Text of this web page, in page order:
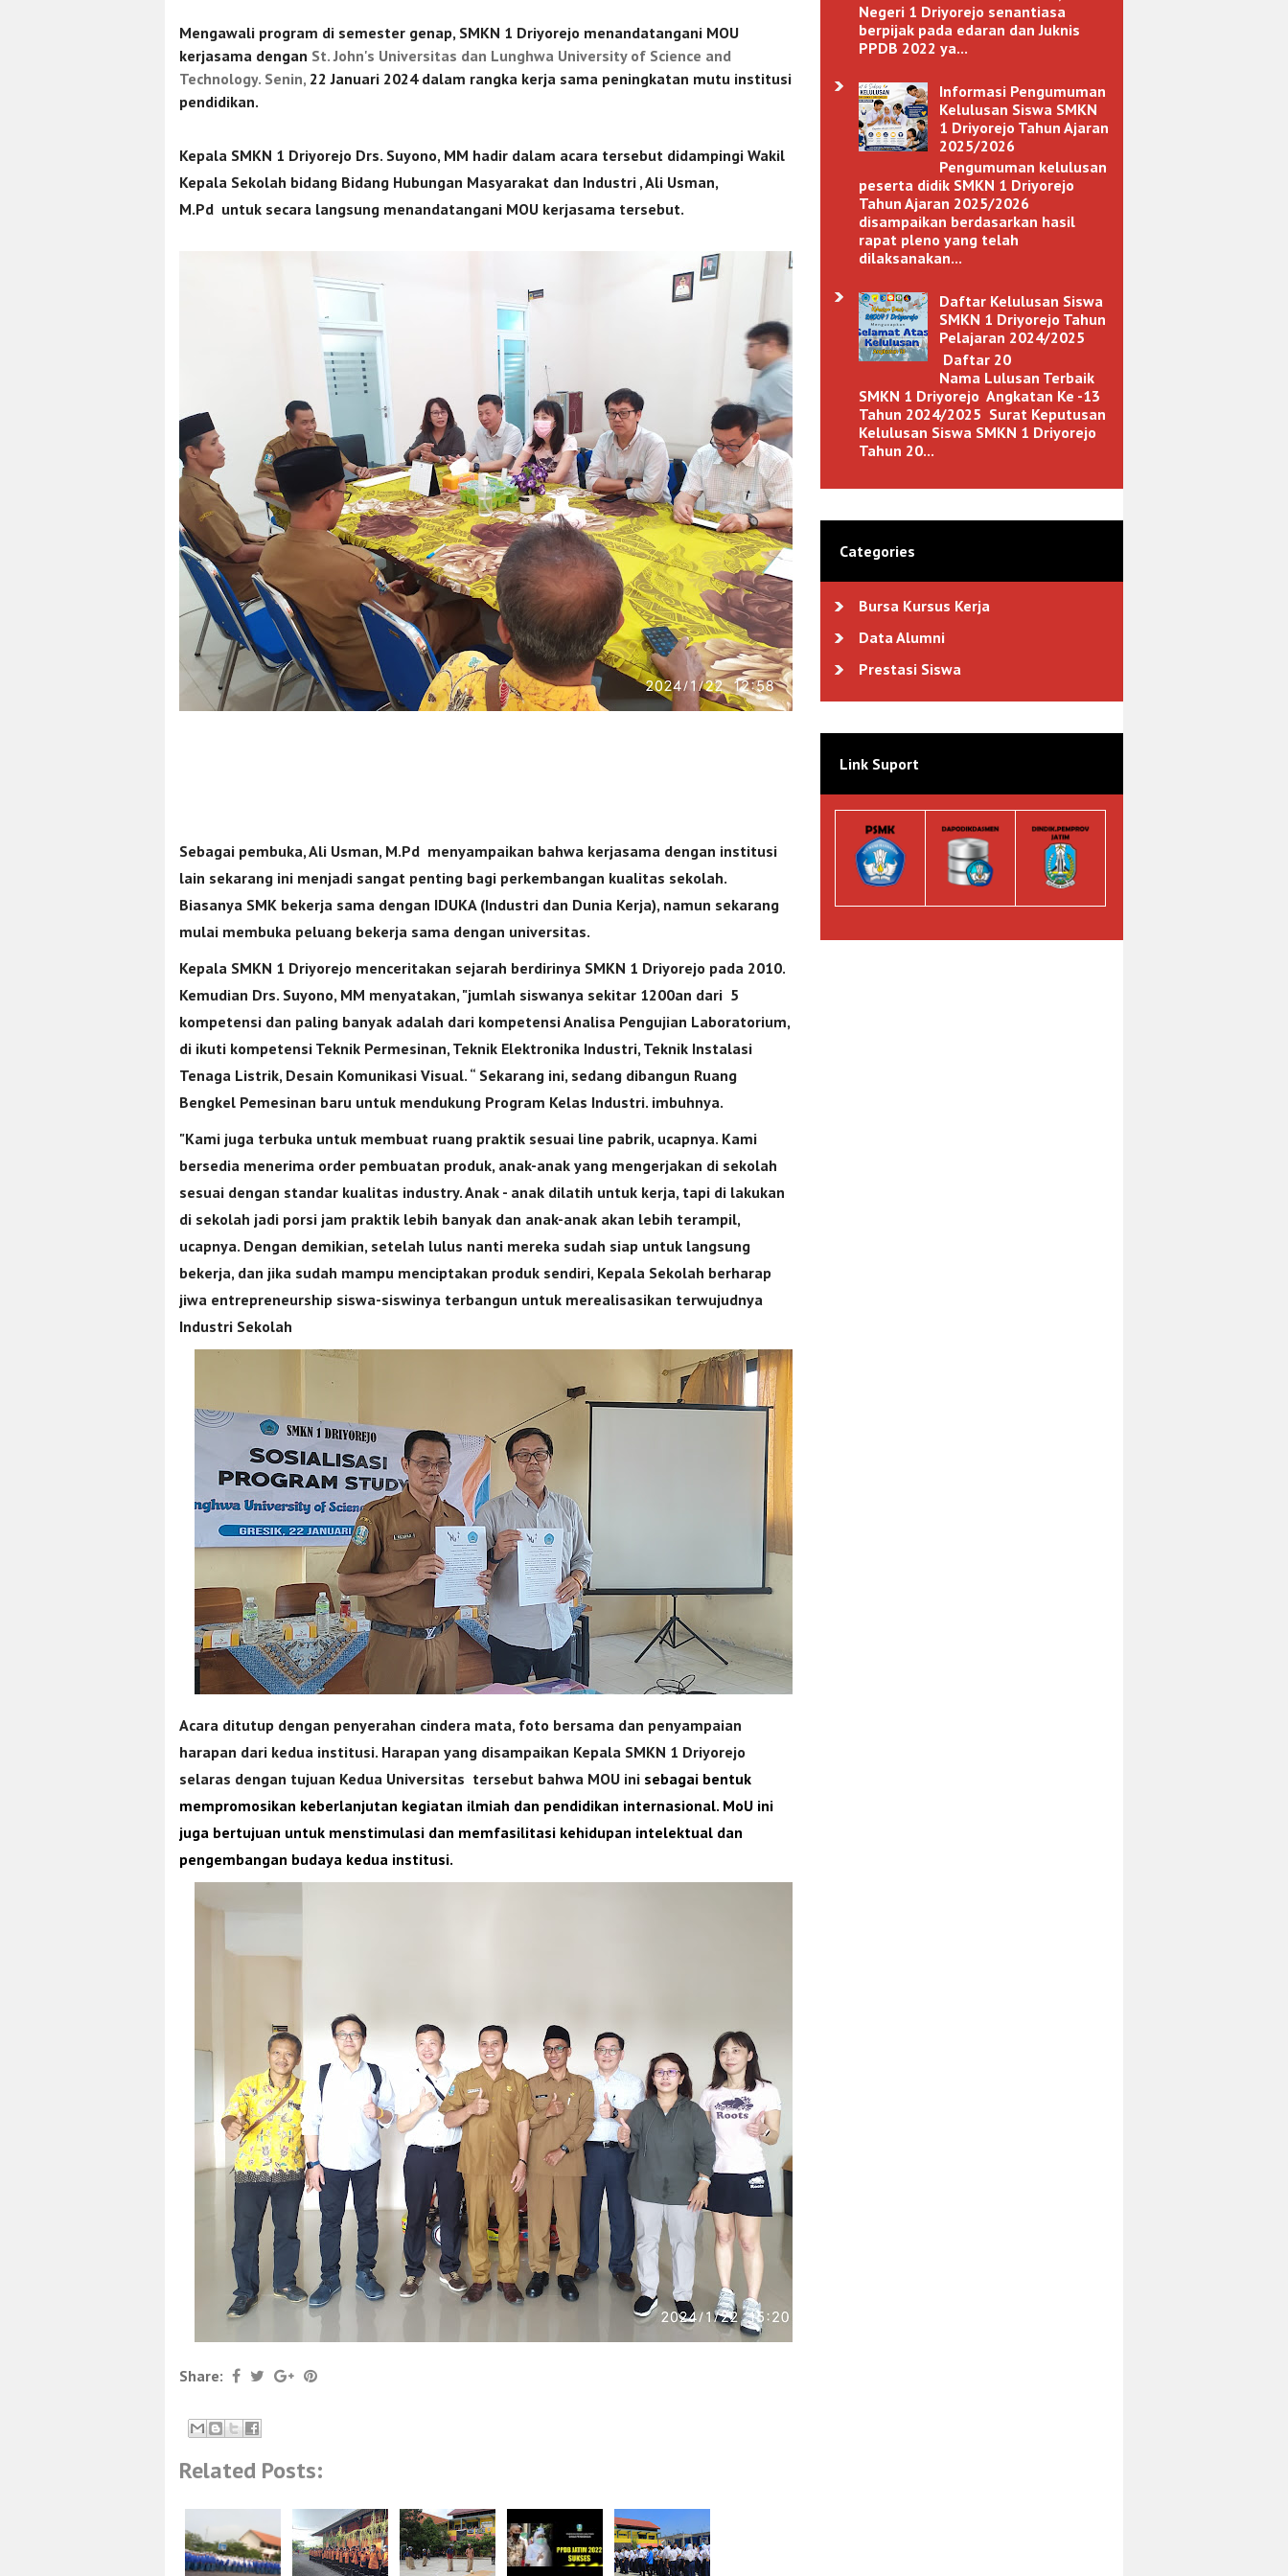
Mengawali program di semester genap, SMKN 1 Driyorejo menandatangani MOU
kerjasama dengan St. John's Universitas dan Lunghwa University of Science and
Technology. Senin, 22 Januari 2024 dalam rangka kerja sama peningkatan mutu institusi
pendidikan.
Kepala SMKN 1 Driyorejo Drs. Suyono, MM hadir dalam acara tersebut didampingi Wakil
Kepala Sekolah bidang Bidang Hubungan Masyarakat dan Industri , Ali Usman,
M.Pd untuk secara langsung menandatangani MOU kerjasama tersebut.
Sebagai pembuka, Ali Usman, M.Pd menyampaikan bahwa kerjasama dengan institusi
lain sekarang ini menjadi sangat penting bagi perkembangan kualitas sekolah.
Biasanya SMK bekerja sama dengan IDUKA (Industri dan Dunia Kerja), namun sekarang
mulai membuka peluang bekerja sama dengan universitas.
Kepala SMKN 1 Driyorejo menceritakan sejarah berdirinya SMKN 1 Driyorejo pada 2010.
Kemudian Drs. Suyono, MM menyatakan, "jumlah siswanya sekitar 1200an dari 5
kompetensi dan paling banyak adalah dari kompetensi Analisa Pengujian Laboratorium,
di ikuti kompetensi Teknik Permesinan, Teknik Elektronika Industri, Teknik Instalasi
Tenaga Listrik, Desain Komunikasi Visual. “ Sekarang ini, sedang dibangun Ruang
Bengkel Pemesinan baru untuk mendukung Program Kelas Industri. imbuhnya.
"Kami juga terbuka untuk membuat ruang praktik sesuai line pabrik, ucapnya. Kami
bersedia menerima order pembuatan produk, anak-anak yang mengerjakan di sekolah
sesuai dengan standar kualitas industry. Anak - anak dilatih untuk kerja, tapi di lakukan
di sekolah jadi porsi jam praktik lebih banyak dan anak-anak akan lebih terampil,
ucapnya. Dengan demikian, setelah lulus nanti mereka sudah siap untuk langsung
bekerja, dan jika sudah mampu menciptakan produk sendiri, Kepala Sekolah berharap
jiwa entrepreneurship siswa-siswinya terbangun untuk merealisasikan terwujudnya
Industri Sekolah
Acara ditutup dengan penyerahan cindera mata, foto bersama dan penyampaian
harapan dari kedua institusi. Harapan yang disampaikan Kepala SMKN 1 Driyorejo
selaras dengan tujuan Kedua Universitas tersebut bahwa MOU ini sebagai bentuk
mempromosikan keberlanjutan kegiatan ilmiah dan pendidikan internasional. MoU ini
juga bertujuan untuk menstimulasi dan memfasilitasi kehidupan intelektual dan
pengembangan budaya kedua institusi.
Share:
Related Posts:
Negeri 1 Driyorejo senantiasa
berpijak pada edaran dan Juknis
PPDB 2022 ya...
Informasi Pengumuman
Kelulusan Siswa SMKN
1 Driyorejo Tahun Ajaran
2025/2026
Pengumuman kelulusan
peserta didik SMKN 1 Driyorejo
Tahun Ajaran 2025/2026
disampaikan berdasarkan hasil
rapat pleno yang telah
dilaksanakan...
Daftar Kelulusan Siswa
SMKN 1 Driyorejo Tahun
Pelajaran 2024/2025
Daftar 20
Nama Lulusan Terbaik
SMKN 1 Driyorejo Angkatan Ke -13
Tahun 2024/2025 Surat Keputusan
Kelulusan Siswa SMKN 1 Driyorejo
Tahun 20...
Categories
Bursa Kursus Kerja
Data Alumni
Prestasi Siswa
Link Suport